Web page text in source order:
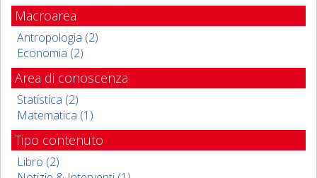
Macroarea
Antropologia (2)
Economia (2)
Area di conoscenza
Statistica (2)
Matematica (1)
Tipo contenuto
Libro (2)